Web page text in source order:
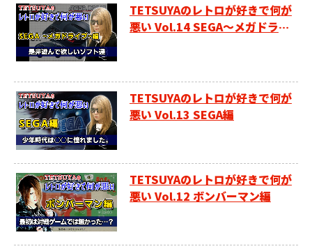
TETSUYAのレトロが好きで何が
悪い Vol.14 SEGA～メガドライ
TETSUYAのレトロが好きで何が
悪い Vol.13 SEGA編
TETSUYAのレトロが好きで何が
悪い Vol.12 ボンバーマン編